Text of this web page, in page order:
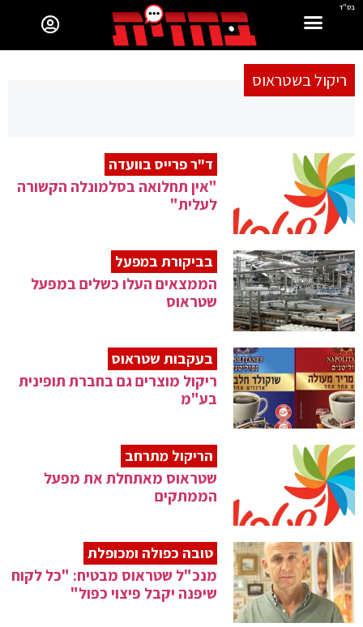
בס"ד
ריקול בשטראוס
ד"ר פרייס בוועדה
"אין תחלואה בסלמונלה הקשורה
לעלית"
בביקורת במפעל
הממצאים העלו כשלים במפעל
שטראוס
בעקבות שטראוס
ריקול מוצרים גם בחברת תופינית
בע"מ
הריקול מתרחב
שטראוס מאתחלת את מפעל
הממתקים
טובה כפולה ומכופלת
מנכ"ל שטראוס מבטיח: "כל לקוח
שיפנה יקבל פיצוי כפול"